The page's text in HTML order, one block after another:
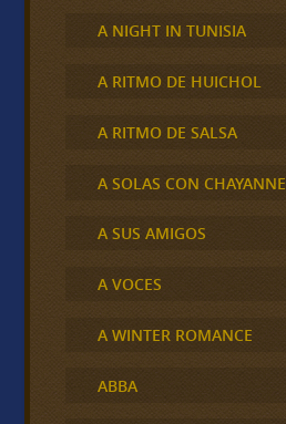
A NIGHT IN TUNISIA
A RITMO DE HUICHOL
A RITMO DE SALSA
A SOLAS CON CHAYANNE
A SUS AMIGOS
A VOCES
A WINTER ROMANCE
ABBA